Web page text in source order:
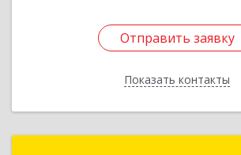
Отправить заявку
Показать контакты
Отправить заявку
Назад